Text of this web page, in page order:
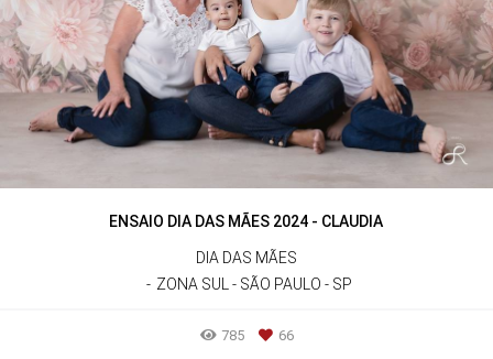
ENSAIO DIA DAS MÃES 2024 - CLAUDIA
DIA DAS MÃES
ZONA SUL - SÃO PAULO - SP
785 66